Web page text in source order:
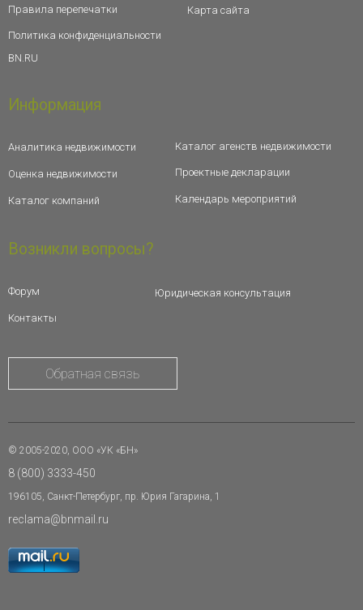
Правила перепечатки
Политика конфиденциальности
BN.RU
Карта сайта
Информация
Аналитика недвижимости
Оценка недвижимости
Каталог компаний
Каталог агенств недвижимости
Проектные декларации
Календарь мероприятий
Возникли вопросы?
Форум
Контакты
Юридическая консультация
Обратная связь
© 2005-2020, ООО «УК «БН»
8 (800) 3333-450
196105, Санкт-Петербург, пр. Юрия Гагарина, 1
reclama@bnmail.ru